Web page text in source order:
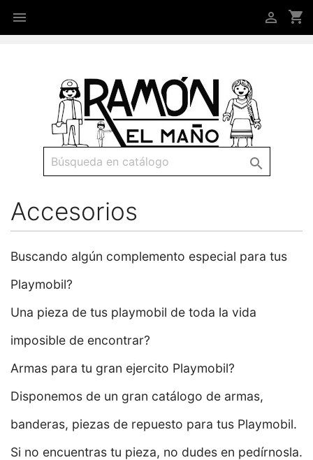
 shopping_cart


Accesorios
Buscando algún complemento especial para tus
Playmobil?
Una pieza de tus playmobil de toda la vida
imposible de encontrar?
Armas para tu gran ejercito Playmobil?
Disponemos de un gran catálogo de armas,
banderas, piezas de repuesto para tus Playmobil.
Si no encuentras tu pieza, no dudes en pedírnosla.